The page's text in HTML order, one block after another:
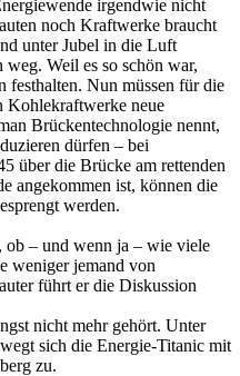
irgendwie nicht
noch Kraftwerke braucht
unter Jubel in die Luft
Weil es so schön war,
festhalten. Nun müssen für die
Kohlekraftwerke neue
Brückentechnologie nennt,
dürfen – bei
über die Brücke am rettenden
angekommen ist, können die
werden.
ob – und wenn ja – wie viele
weniger jemand von
führt er die Diskussion
nicht mehr gehört. Unter
sich die Energie-Titanic mit
zu.